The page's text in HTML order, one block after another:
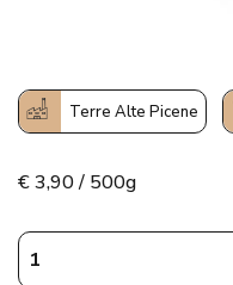
Terre Alte Picene
€3,90 / 500g